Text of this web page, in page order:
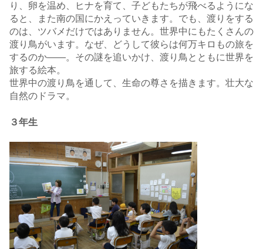
り、卵を温め、ヒナを育て、子どもたちが飛べるようにな
ると、また南の国にかえっていきます。でも、渡りをする
のは、ツバメだけではありません。世界中にもたくさんの
渡り鳥がいます。なぜ、どうして彼らは何万キロもの旅を
するのか――。その謎を追いかけ、渡り鳥とともに世界を
旅する絵本。
世界中の渡り鳥を通して、生命の尊さを描きます。壮大な
自然のドラマ。
３年生